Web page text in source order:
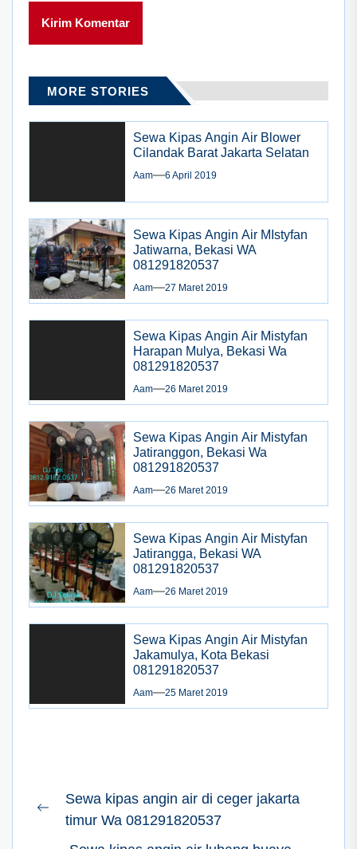
MORE STORIES
Sewa Kipas Angin Air Blower
Cilandak Barat Jakarta Selatan
Aam 6 April 2019
Sewa Kipas Angin Air MIstyfan
Jatiwarna, Bekasi WA
081291820537
Aam 27 Maret 2019
Sewa Kipas Angin Air Mistyfan
Harapan Mulya, Bekasi Wa
081291820537
Aam 26 Maret 2019
Sewa Kipas Angin Air Mistyfan
Jatiranggon, Bekasi Wa
081291820537
Aam 26 Maret 2019
Sewa Kipas Angin Air Mistyfan
Jatirangga, Bekasi WA
081291820537
Aam 26 Maret 2019
Sewa Kipas Angin Air Mistyfan
Jakamulya, Kota Bekasi
081291820537
Aam 25 Maret 2019
Navigasi
pos
Previous
Sewa kipas angin air di ceger jakarta
timur Wa 081291820537